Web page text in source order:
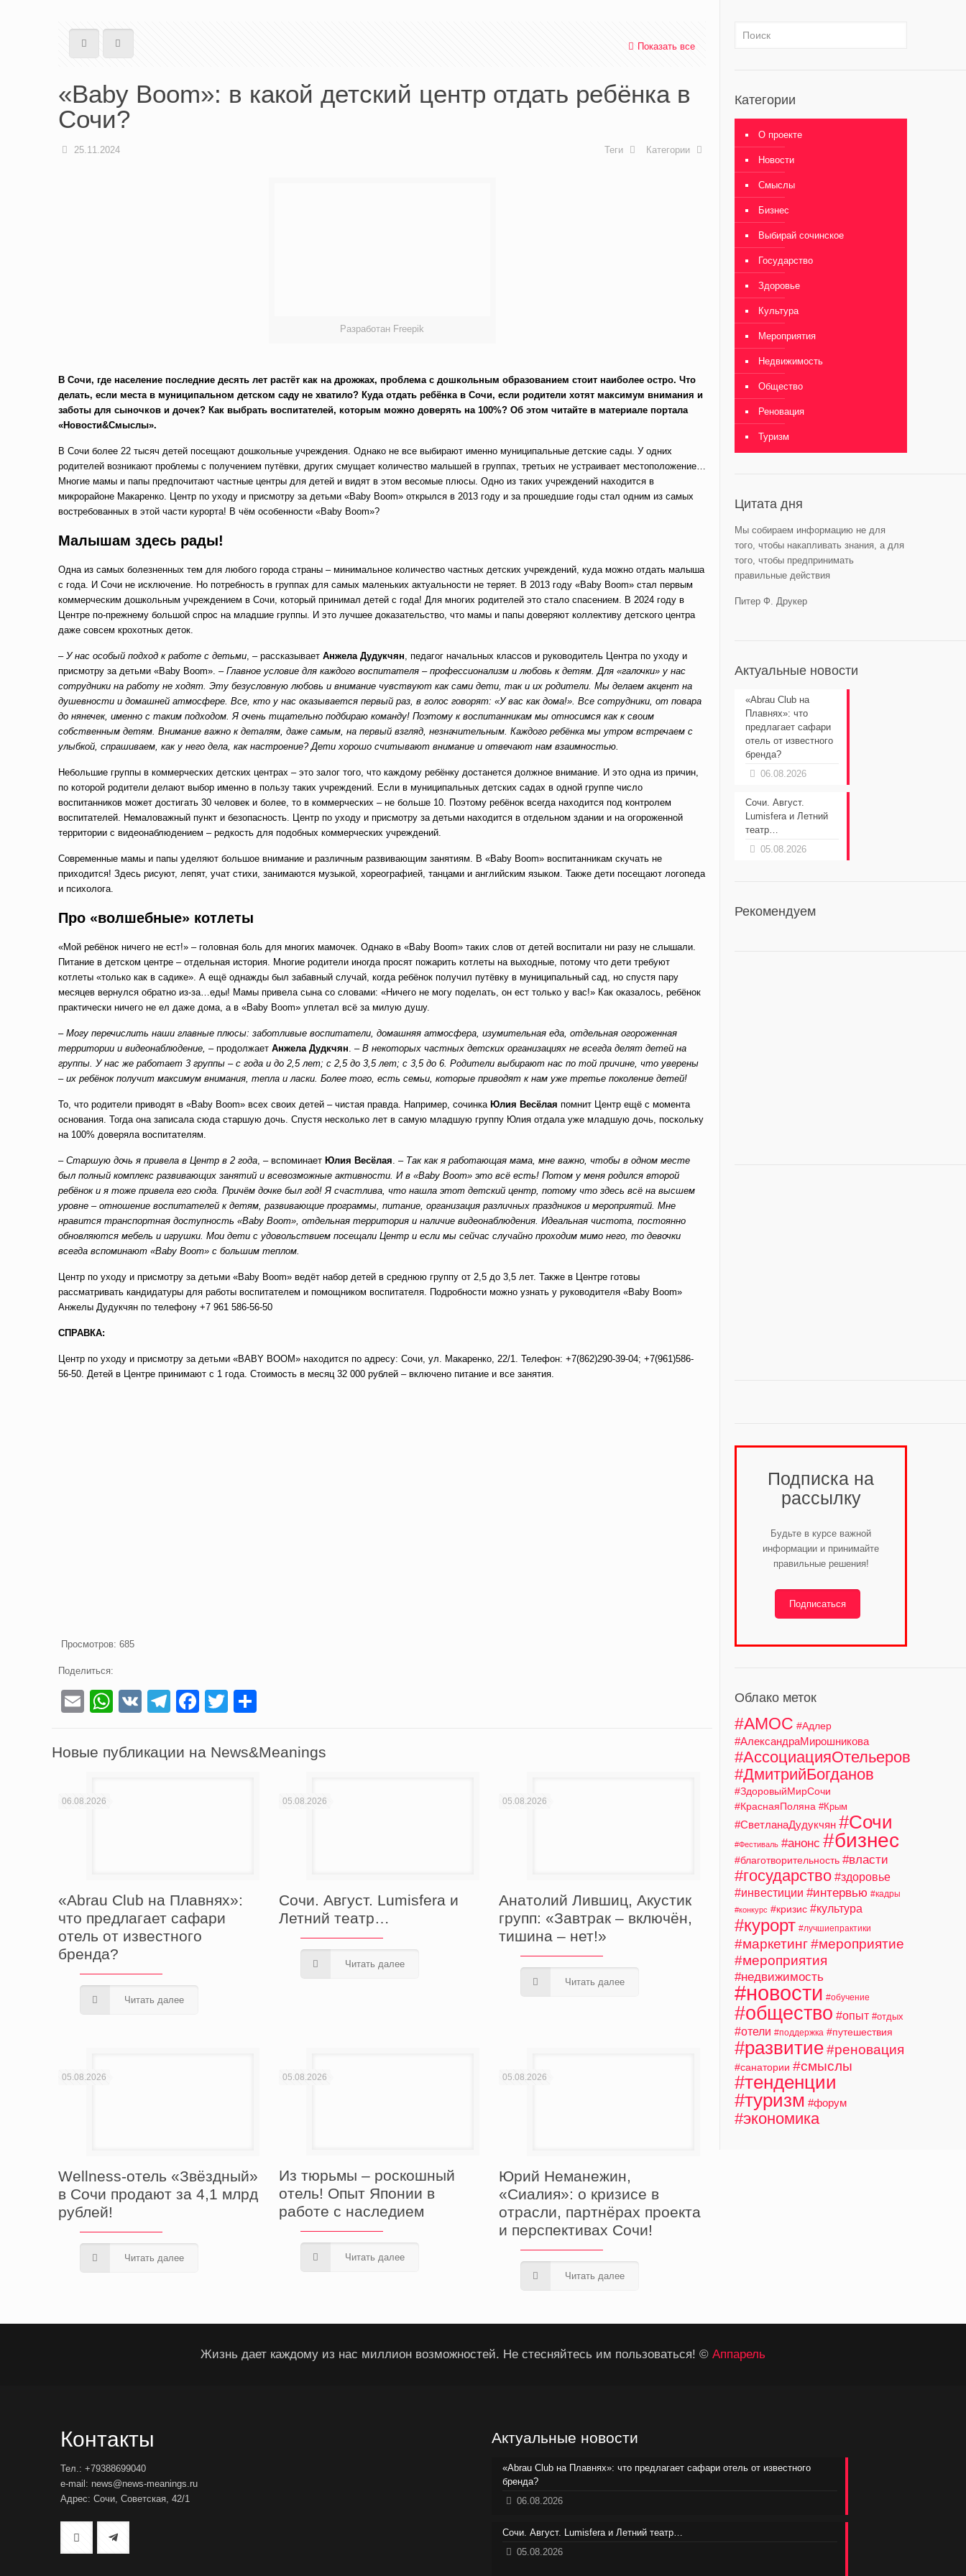
Показать все
«Baby Boom»: в какой детский центр отдать ребёнка в
Сочи?
25.11.2024 Категории
Теги
Разработан Freepik
В Сочи, где население последние десять лет растёт как на дрожжах, проблема с дошкольным образованием стоит наиболее остро. Что
делать, если места в муниципальном детском саду не хватило? Куда отдать ребёнка в Сочи, если родители хотят максимум внимания и
заботы для сыночков и дочек? Как выбрать воспитателей, которым можно доверять на 100%? Об этом читайте в материале портала
«Новости&Смыслы».
В Сочи более 22 тысяч детей посещают дошкольные учреждения. Однако не все выбирают именно муниципальные детские сады. У одних
родителей возникают проблемы с получением путёвки, других смущает количество малышей в группах, третьих не устраивает местоположение…
Многие мамы и папы предпочитают частные центры для детей и видят в этом весомые плюсы. Одно из таких учреждений находится в
микрорайоне Макаренко. Центр по уходу и присмотру за детьми «Baby Boom» открылся в 2013 году и за прошедшие годы стал одним из самых
востребованных в этой части курорта! В чём особенности «Baby Boom»?
Малышам здесь рады!
Одна из самых болезненных тем для любого города страны – минимальное количество частных детских учреждений, куда можно отдать малыша
с года. И Сочи не исключение. Но потребность в группах для самых маленьких актуальности не теряет. В 2013 году «Baby Boom» стал первым
коммерческим дошкольным учреждением в Сочи, который принимал детей с года! Для многих родителей это стало спасением. В 2024 году в
Центре по-прежнему большой спрос на младшие группы. И это лучшее доказательство, что мамы и папы доверяют коллективу детского центра
даже совсем крохотных деток.
–У нас особый подход к работе с детьми, – рассказываетАнжела Дудукчян, педагог начальных классов и руководитель Центра по уходу и
присмотру за детьми «Baby Boom».– Главное условие для каждого воспитателя – профессионализм и любовь к детям. Для «галочки» у нас
сотрудники на работу не ходят. Эту безусловную любовь и внимание чувствуют как сами дети, так и их родители. Мы делаем акцент на
душевности и домашней атмосфере. Все, кто у нас оказывается первый раз, в голос говорят: «У вас как дома!». Все сотрудники, от повара
до нянечек, именно с таким подходом. Я очень тщательно подбираю команду! Поэтому к воспитанникам мы относимся как к своим
собственным детям. Внимание важно к деталям, даже самым, на первый взгляд, незначительным. Каждого ребёнка мы утром встречаем с
улыбкой, спрашиваем, как у него дела, как настроение? Дети хорошо считывают внимание и отвечают нам взаимностью.
Небольшие группы в коммерческих детских центрах – это залог того, что каждому ребёнку достанется должное внимание. И это одна из причин,
по которой родители делают выбор именно в пользу таких учреждений. Если в муниципальных детских садах в одной группе число
воспитанников может достигать 30 человек и более, то в коммерческих – не больше 10. Поэтому ребёнок всегда находится под контролем
воспитателей. Немаловажный пункт и безопасность. Центр по уходу и присмотру за детьми находится в отдельном здании и на огороженной
территории с видеонаблюдением – редкость для подобных коммерческих учреждений.
Современные мамы и папы уделяют большое внимание и различным развивающим занятиям. В «Baby Boom» воспитанникам скучать не
приходится! Здесь рисуют, лепят, учат стихи, занимаются музыкой, хореографией, танцами и английским языком. Также дети посещают логопеда
и психолога.
Про «волшебные» котлеты
«Мой ребёнок ничего не ест!» – головная боль для многих мамочек. Однако в «Baby Boom» таких слов от детей воспитали ни разу не слышали.
Питание в детском центре – отдельная история. Многие родители иногда просят пожарить котлеты на выходные, потому что дети требуют
котлеты «только как в садике». А ещё однажды был забавный случай, когда ребёнок получил путёвку в муниципальный сад, но спустя пару
месяцев вернулся обратно из-за…еды! Мамы привела сына со словами: «Ничего не могу поделать, он ест только у вас!» Как оказалось, ребёнок
практически ничего не ел даже дома, а в «Baby Boom» уплетал всё за милую душу.
–Могу перечислить наши главные плюсы: заботливые воспитатели, домашняя атмосфера, изумительная еда, отдельная огороженная
территории и видеонаблюдение, –продолжаетАнжела Дудкчян. –В некоторых частных детских организациях не всегда делят детей на
группы. У нас же работает 3 группы – с года и до 2,5 лет; с 2,5 до 3,5 лет; с 3,5 до 6. Родители выбирают нас по той причине, что уверены
– их ребёнок получит максимум внимания, тепла и ласки. Более того, есть семьи, которые приводят к нам уже третье поколение детей!
То, что родители приводят в «Baby Boom» всех своих детей – чистая правда. Например, сочинка Юлия Весёлая помнит Центр ещё с момента
основания. Тогда она записала сюда старшую дочь. Спустя несколько лет в самую младшую группу Юлия отдала уже младшую дочь, поскольку
на 100% доверяла воспитателям.
–Старшую дочь я привела в Центр в 2 года, – вспоминает Юлия Весёлая. – Так как я работающая мама, мне важно, чтобы в одном месте
был полный комплекс развивающих занятий и всевозможные активности. И в «Baby Boom» это всё есть! Потом у меня родился второй
ребёнок и я тоже привела его сюда. Причём дочке был год! Я счастлива, что нашла этот детский центр, потому что здесь всё на высшем
уровне – отношение воспитателей к детям, развивающие программы, питание, организация различных праздников и мероприятий. Мне
нравится транспортная доступность «Baby Boom», отдельная территория и наличие видеонаблюдения. Идеальная чистота, постоянно
обновляются мебель и игрушки. Мои дети с удовольствием посещали Центр и если мы сейчас случайно проходим мимо него, то девочки
всегда вспоминают «Baby Boom» с большим теплом.
Центр по уходу и присмотру за детьми «Baby Boom» ведёт набор детей в среднюю группу от 2,5 до 3,5 лет. Также в Центре готовы
рассматривать кандидатуры для работы воспитателем и помощником воспитателя. Подробности можно узнать у руководителя «Baby Boom»
Анжелы Дудукчян по телефону +7 961 586-56-50
СПРАВКА:
Центр по уходу и присмотру за детьми «BABY BOOM» находится по адресу: Сочи, ул. Макаренко, 22/1. Телефон: +7(862)290-39-04; +7(961)586-
56-50. Детей в Центре принимают с 1 года. Стоимость в месяц 32 000 рублей – включено питание и все занятия.
Просмотров: 685
Поделиться:
EmailWhatsApp
VK Telegram
Facebook
Twitter
Новые публикации на News&Meanings
06.08.2026
«Abrau Club на Плавнях»:
что предлагает сафари
отель от известного
бренда?
Читать далее
05.08.2026
Сочи. Август. Lumisfera и
Летний театр…
Читать далее
05.08.2026
Анатолий Лившиц, Акустик
групп: «Завтрак – включён,
тишина – нет!»
Читать далее
05.08.2026
Wellness-отель «Звёздный»
в Сочи продают за 4,1 млрд
рублей!
Читать далее
05.08.2026
Из тюрьмы – роскошный
отель! Опыт Японии в
работе с наследием
Читать далее
05.08.2026
Юрий Неманежин,
«Сиалия»: о кризисе в
отрасли, партнёрах проекта
и перспективах Сочи!
Читать далее
Категории
О проекте
Новости
Смыслы
Бизнес
Выбирай сочинское
Государство
Здоровье
Культура
Мероприятия
Недвижимость
Общество
Реновация
Туризм
Цитата дня
Мы собираем информацию не для
того, чтобы накапливать знания, а для
того, чтобы предпринимать
правильные действия
Питер Ф. Друкер
Актуальные новости
«Abrau Club на
Плавнях»: что
предлагает сафари
отель от известного
бренда?
06.08.2026
Сочи. Август.
Lumisfera и Летний
театр…
05.08.2026
Рекомендуем
Подписка на
рассылку
Будьте в курсе важной
информации и принимайте
правильные решения!
Подписаться
Облако меток
#АМОС #Адлер
#АлександраМирошникова
#АссоциацияОтельеров
#ДмитрийБогданов
#ЗдоровыйМирСочи
#КраснаяПоляна #Крым
#СветланаДудукчян #Сочи
#Фестиваль #анонс #бизнес
#благотворительность #власти
#государство #здоровье
#инвестиции #интервью #кадры
#конкурс #кризис #культура
#курорт #лучшиепрактики
#маркетинг #мероприятие
#мероприятия
#недвижимость
#новости #обучение
#общество #опыт #отдых
#отели #поддержка #путешествия
#развитие #реновация
#санатории #смыслы
#тенденции
#туризм #форум
#экономика
Жизнь дает каждому из нас миллион возможностей. Не стесняйтесь им пользоваться! © Аппарель
Контакты
Тел.: +79388699040
e-mail: news@news-meanings.ru
Адрес: Сочи, Советская, 42/1
Актуальные новости
«Abrau Club на Плавнях»: что предлагает сафари отель от известного
бренда?
06.08.2026
Сочи. Август. Lumisfera и Летний театр…
05.08.2026